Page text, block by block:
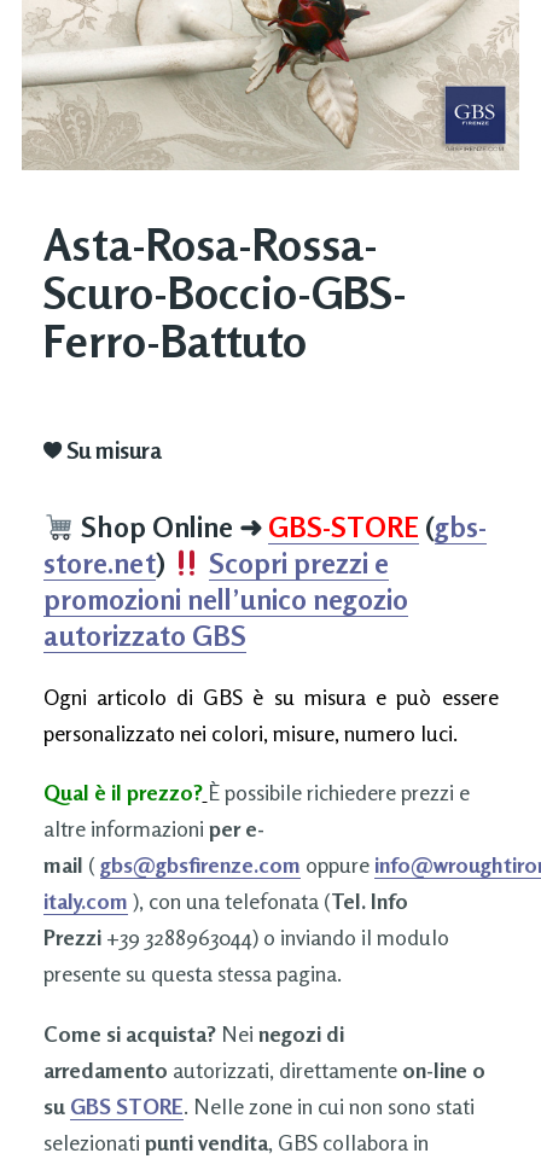
Asta-Rosa-Rossa-
Scuro-Boccio-GBS-
Ferro-Battuto
Su misura
Shop Online ➜ GBS-STORE (gbs-
store.net)
Scopri prezzi e
promozioni nell’unico negozio
autorizzato GBS
Ogni articolo di GBS è su misura e può essere
personalizzato nei colori, misure, numero luci.
Qual è il prezzo? È possibile richiedere prezzi e
altre informazioni per e-
mail ( gbs@gbsfirenze.com oppure
italy.com ), con una telefonata (Tel. Info
Prezzi+39 3288963044) o inviando il modulo
presente su questa stessa pagina.
Come si acquista?Nei negozi di
arredamento autorizzati, direttamente on-line o
su GBS STORE. Nelle zone in cui non sono stati
selezionati punti vendita, GBS collabora in